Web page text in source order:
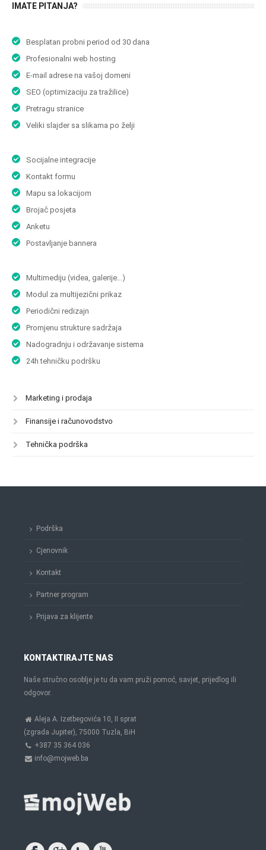
IMATE PITANJA?
Besplatan probni period od 30 dana
Profesionalni web hosting
E-mail adrese na vašoj domeni
SEO (optimizaciju za tražilice)
Pretragu stranice
Veliki slajder sa slikama po želji
Socijalne integracije
Kontakt formu
Mapu sa lokacijom
Brojač posjeta
Anketu
Postavljanje bannera
Multimediju (videa, galerije…)
Modul za multijezični prikaz
Periodični redizajn
Promjenu strukture sadržaja
Nadogradnju i održavanje sistema
24h tehničku podršku
Marketing i prodaja
Finansije i računovodstvo
Tehnička podrška
Podrška
Cjenovnik
Kontakt
Partner program
Prijava za klijente
KONTAKTIRAJTE NAS
Naše stručno osoblje je tu da vam pruži pomoć, savjet, prijedlog ili
odgovor.
Aleja A. Izetbegovića 10, II sprat
(zgrada Jupiter), 75000 Tuzla, BiH
+387 35 364 036
info@mojweb.ba